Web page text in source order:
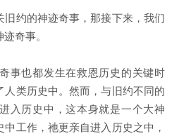
约的神迹奇事，那接下来，我们
奇事。
事也都发生在救恩历史的关键时
类历史中。然而，与旧约不同的
入历史中，这本身就是一个大神
工作，祂更亲自进入历史之中，